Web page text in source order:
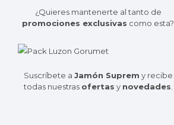
¿Quieres mantenerte al tanto de
promociones exclusivas como esta?
Suscríbete a Jamón Suprem y recibe
todas nuestras ofertas y novedades